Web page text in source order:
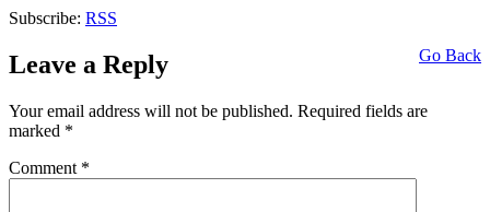
Subscribe: RSS
Go Back
Leave a Reply
Your email address will not be published. Required fields are
marked *
Comment *